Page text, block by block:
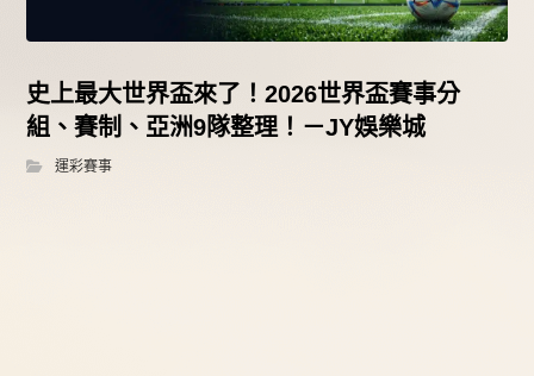
史上最大世界盃來了！2026世界盃賽事分
組、賽制、亞洲9隊整理！－JY娛樂城
運彩賽事